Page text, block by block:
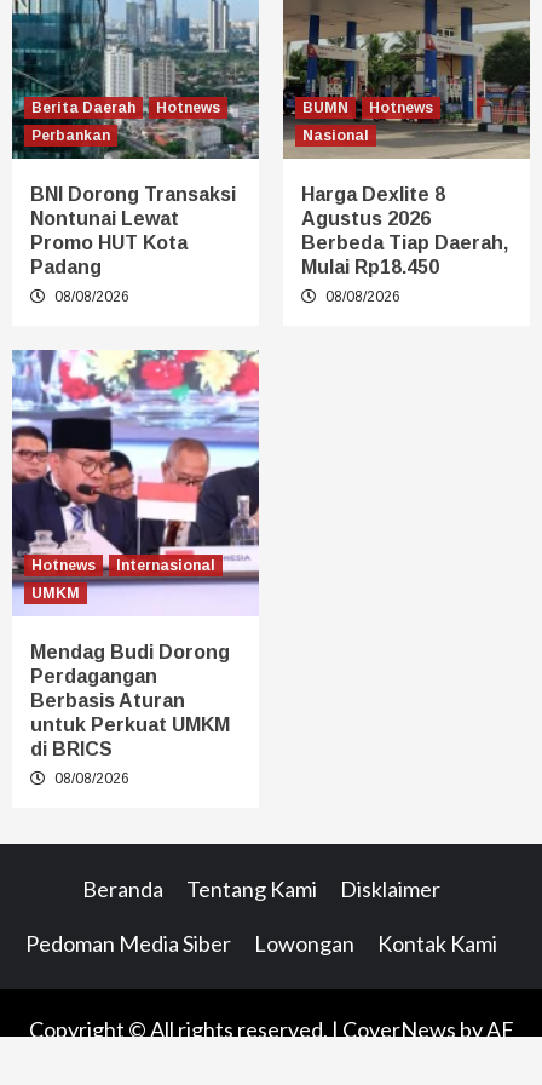
Berita Daerah
Hotnews
Perbankan
BNI Dorong Transaksi
Nontunai Lewat
Promo HUT Kota
Padang
08/08/2026
BUMN
Hotnews
Nasional
Harga Dexlite 8
Agustus 2026
Berbeda Tiap Daerah,
Mulai Rp18.450
08/08/2026
Hotnews
Internasional
UMKM
Mendag Budi Dorong
Perdagangan
Berbasis Aturan
untuk Perkuat UMKM
di BRICS
08/08/2026
Beranda Tentang Kami Disklaimer
Pedoman Media Siber Lowongan Kontak Kami
Copyright © All rights reserved.|CoverNewsby AF